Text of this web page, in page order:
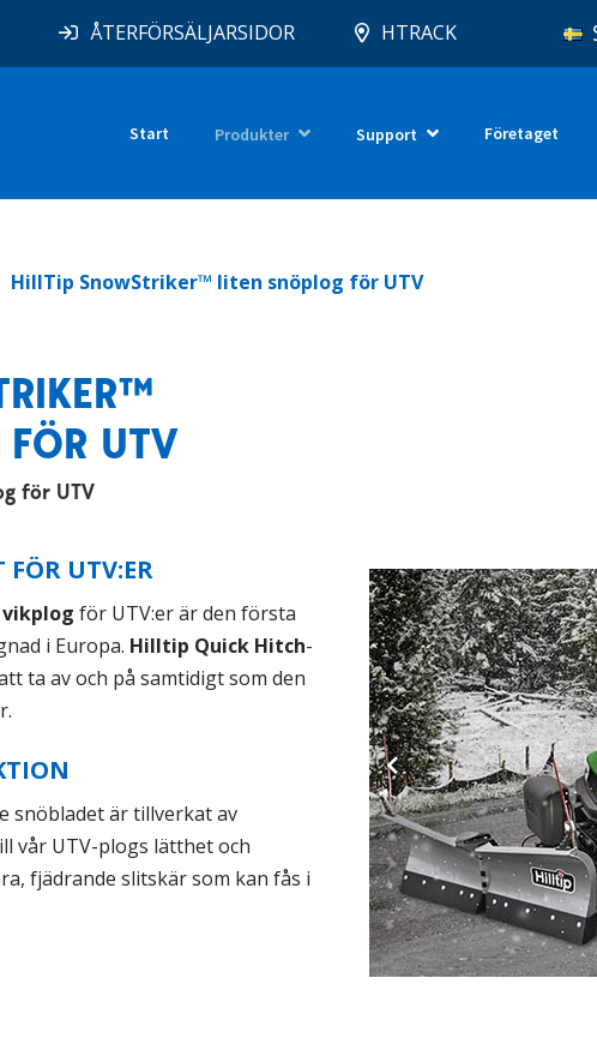
ÅTERFÖRSÄLJARSIDOR HTRACK
Start Produkter Support Företaget
HillTip SnowStriker™ liten snöplog för UTV
UTV
för UTV
UTV:ER
vikplog för UTV:er är den första
i Europa. Hilltip Quick Hitch-
ta av och på samtidigt som den
snöbladet är tillverkat av
vår UTV-plogs lätthet och
fjädrande slitskär som kan fås i